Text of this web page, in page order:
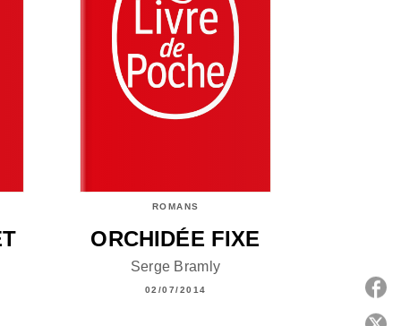
ROMANS
ORCHIDÉE FIXE
Serge Bramly
02/07/2014